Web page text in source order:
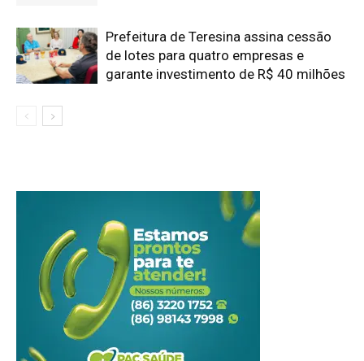
Prefeitura de Teresina assina cessão
de lotes para quatro empresas e
garante investimento de R$ 40 milhões